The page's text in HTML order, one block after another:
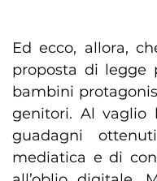
Ed ecco, allora,
proposta di legge
bambini
genitori. Al vaglio
guadagni
mediatica e di